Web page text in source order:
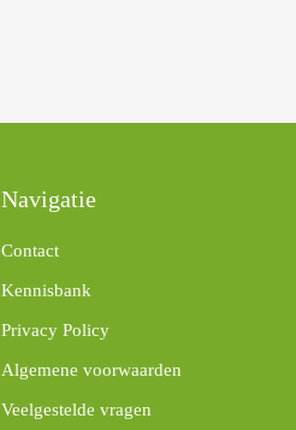
Navigatie
Contact
Kennisbank
Privacy Policy
Algemene voorwaarden
Veelgestelde vragen